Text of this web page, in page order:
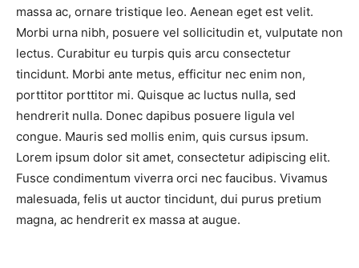
massa ac, ornare tristique leo. Aenean eget est velit.
Morbi urna nibh, posuere vel sollicitudin et, vulputate non
lectus. Curabitur eu turpis quis arcu consectetur
tincidunt. Morbi ante metus, efficitur nec enim non,
porttitor porttitor mi. Quisque ac luctus nulla, sed
hendrerit nulla. Donec dapibus posuere ligula vel
congue. Mauris sed mollis enim, quis cursus ipsum.
Lorem ipsum dolor sit amet, consectetur adipiscing elit.
Fusce condimentum viverra orci nec faucibus. Vivamus
malesuada, felis ut auctor tincidunt, dui purus pretium
magna, ac hendrerit ex massa at augue.